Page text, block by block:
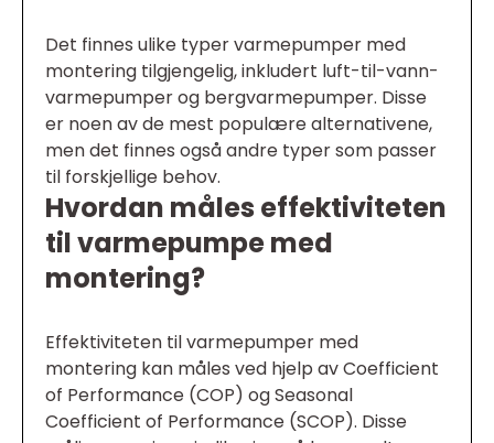
Det finnes ulike typer varmepumper med
montering tilgjengelig, inkludert luft-til-vann-
varmepumper og bergvarmepumper. Disse
er noen av de mest populære alternativene,
men det finnes også andre typer som passer
til forskjellige behov.
Hvordan måles effektiviteten
til varmepumpe med
montering?
Effektiviteten til varmepumper med
montering kan måles ved hjelp av Coefficient
of Performance (COP) og Seasonal
Coefficient of Performance (SCOP). Disse